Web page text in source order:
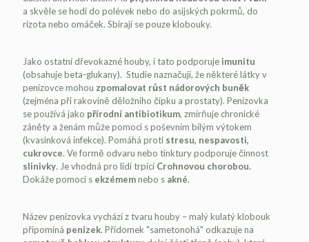
a skvěle se hodí do polévek nebo do asijských pokrmů, do
rizota nebo omáček. Sbírají se pouze klobouky.
Jako ostatní dřevokazné houby, i tato podporuje imunitu
(obsahuje beta-glukany). Studie naznačují, že některé látky v
penízovce mohou zpomalovat růst nádorových buněk
(zejména při rakovině děložního čípku a prostaty). Penízovka
se používá jako přírodní antibiotikum, zmírňuje chronické
záněty a ženám může pomoci s poševním bílým výtokem
(kvasinková infekce). Pomáhá proti stresu, nespavosti,
cukrovce. Ve formě odvaru nebo tinktury podporuje činnost
slinivky. Je vhodná pro lidi trpící Crohnovou chorobou.
Dokáže pomoci s ekzémemnebo s akné.
Název penízovka vychází z tvaru houby – malý kulatý klobouk
připomíná penízek. Přídomek "sametonohá" odkazuje na